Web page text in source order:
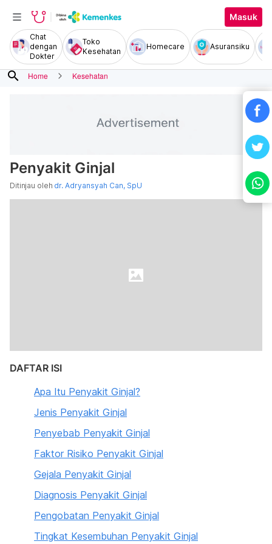
Masuk
Chat
dengan
Dokter
Toko
Kesehatan
Homecare Asuransiku
search Home Kesehatan
Penyakit Ginjal
Ditinjau oleh dr. Adryansyah Can, SpU
DAFTAR ISI
Apa Itu Penyakit Ginjal?
Jenis Penyakit Ginjal
Penyebab Penyakit Ginjal
Faktor Risiko Penyakit Ginjal
Gejala Penyakit Ginjal
Diagnosis Penyakit Ginjal
Pengobatan Penyakit Ginjal
Tingkat Kesembuhan Penyakit Ginjal